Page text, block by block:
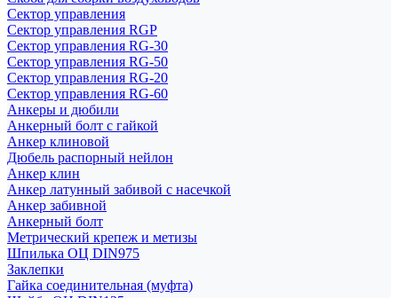
Сектор управления
Сектор управления RGP
Сектор управления RG-30
Сектор управления RG-50
Сектор управления RG-20
Сектор управления RG-60
Анкеры и дюбили
Анкерный болт с гайкой
Анкер клиновой
Дюбель распорный нейлон
Анкер клин
Анкер латунный забивой с насечкой
Анкер забивной
Анкерный болт
Метрический крепеж и метизы
Шпилька ОЦ DIN975
Заклепки
Гайка соединительная (муфта)